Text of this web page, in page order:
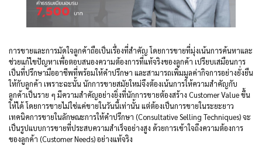
การขายและการมัดใจลูกค้าถือเป็นเรื่องที่สำคัญ โดยการขายที่มุ่งเน้นการค้นหาและ
ช่วยแก้ไขปัญหาเพื่อตอบสนองความต้องการที่แท้จริงของลูกค้า เปรียบเสมือนการ
เป็นที่ปรึกษามืออาชีพที่พร้อมให้คำปรึกษา และสามารถเพิ่มมูลค่ากิจการอย่างยั่งยืน
ให้กับลูกค้า เพราะฉะนั้น นักการขายสมัยใหม่จึงต้องเน้นการให้ความสำคัญกับ
ลูกค้าเป็นราย ๆ มีความสำคัญอย่างยิ่งที่นักการขายต้องสร้าง Customer Value ขึ้น
ให้ได้ โดยการขายไม่ใช่แค่ขายในวันนี้เท่านั้น แต่ต้องเป็นการขายในระยะยาว
เทคนิคการขายในลักษณะการให้คำปรึกษา (Consultative Selling Techniques) จะ
เป็นรูปแบบการขายที่ประสบความสำเร็จอย่างสูง ด้วยการเข้าใจถึงความต้องการ
ของลูกค้า (Customer Needs) อย่างแท้จริง